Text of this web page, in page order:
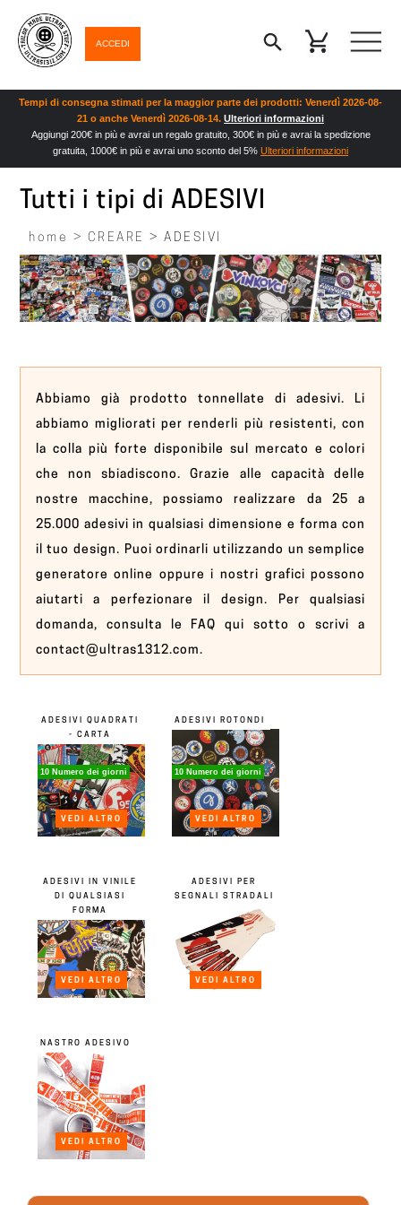
ACCEDI
Tempi di consegna stimati per la maggior parte dei prodotti: Venerdì 2026-08-
21 o anche Venerdì 2026-08-14. Ulteriori informazioni
Aggiungi 200€ in più e avrai un regalo gratuito, 300€ in più e avrai la spedizione
gratuita, 1000€ in più e avrai uno sconto del 5% Ulteriori informazioni
Tutti i tipi di ADESIVI
home > CREARE> ADESIVI
Abbiamo già prodotto tonnellate di adesivi. Li
abbiamo migliorati per renderli più resistenti, con
la colla più forte disponibile sul mercato e colori
che non sbiadiscono. Grazie alle capacità delle
nostre macchine, possiamo realizzare da 25 a
25.000 adesivi in ​​qualsiasi dimensione e forma con
il tuo design. Puoi ordinarli utilizzando un semplice
generatore online oppure i nostri grafici possono
aiutarti a perfezionare il design. Per qualsiasi
domanda, consulta le FAQ qui sotto o scrivi a
contact@ultras1312.com.
VEDI ALTRO
10 Numero dei giorni
ADESIVI QUADRATI
- CARTA
VEDI ALTRO
10 Numero dei giorni
ADESIVI ROTONDI
VEDI ALTRO
ADESIVI IN ​​VINILE
DI QUALSIASI
FORMA
VEDI ALTRO
ADESIVI PER
SEGNALI STRADALI
VEDI ALTRO
NASTRO ADESIVO